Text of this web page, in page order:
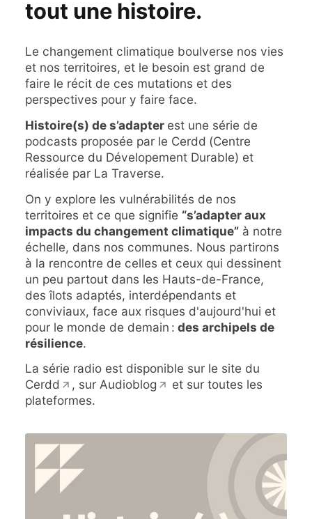
tout une histoire.
Le changement climatique boulverse nos vies
et nos territoires, et le besoin est grand de
faire le récit de ces mutations et des
perspectives pour y faire face.
Histoire(s) de s’adapter est une série de
podcasts proposée par le Cerdd (Centre
Ressource du Dévelopement Durable) et
réalisée par La Traverse.
On y explore les vulnérabilités de nos
territoires et ce que signifie “s’adapter aux
impacts du changement climatique”à notre
échelle, dans nos communes. Nous partirons
à la rencontre de celles et ceux qui dessinent
un peu partout dans les Hauts-de-France,
des îlots adaptés, interdépendants et
conviviaux, face aux risques d'aujourd'hui et
pour le monde de demain : des archipels de
résilience.
La série radio est disponible surle site du
Cerdd
, sur Audioblog
et sur toutes les
plateformes.